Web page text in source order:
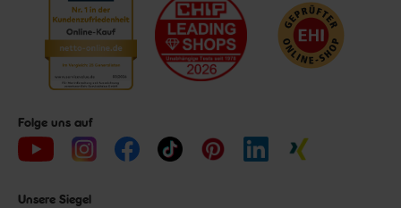
Folge uns auf
Unsere Siegel